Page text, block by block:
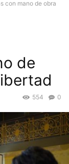
con mano de obra
de
0
554